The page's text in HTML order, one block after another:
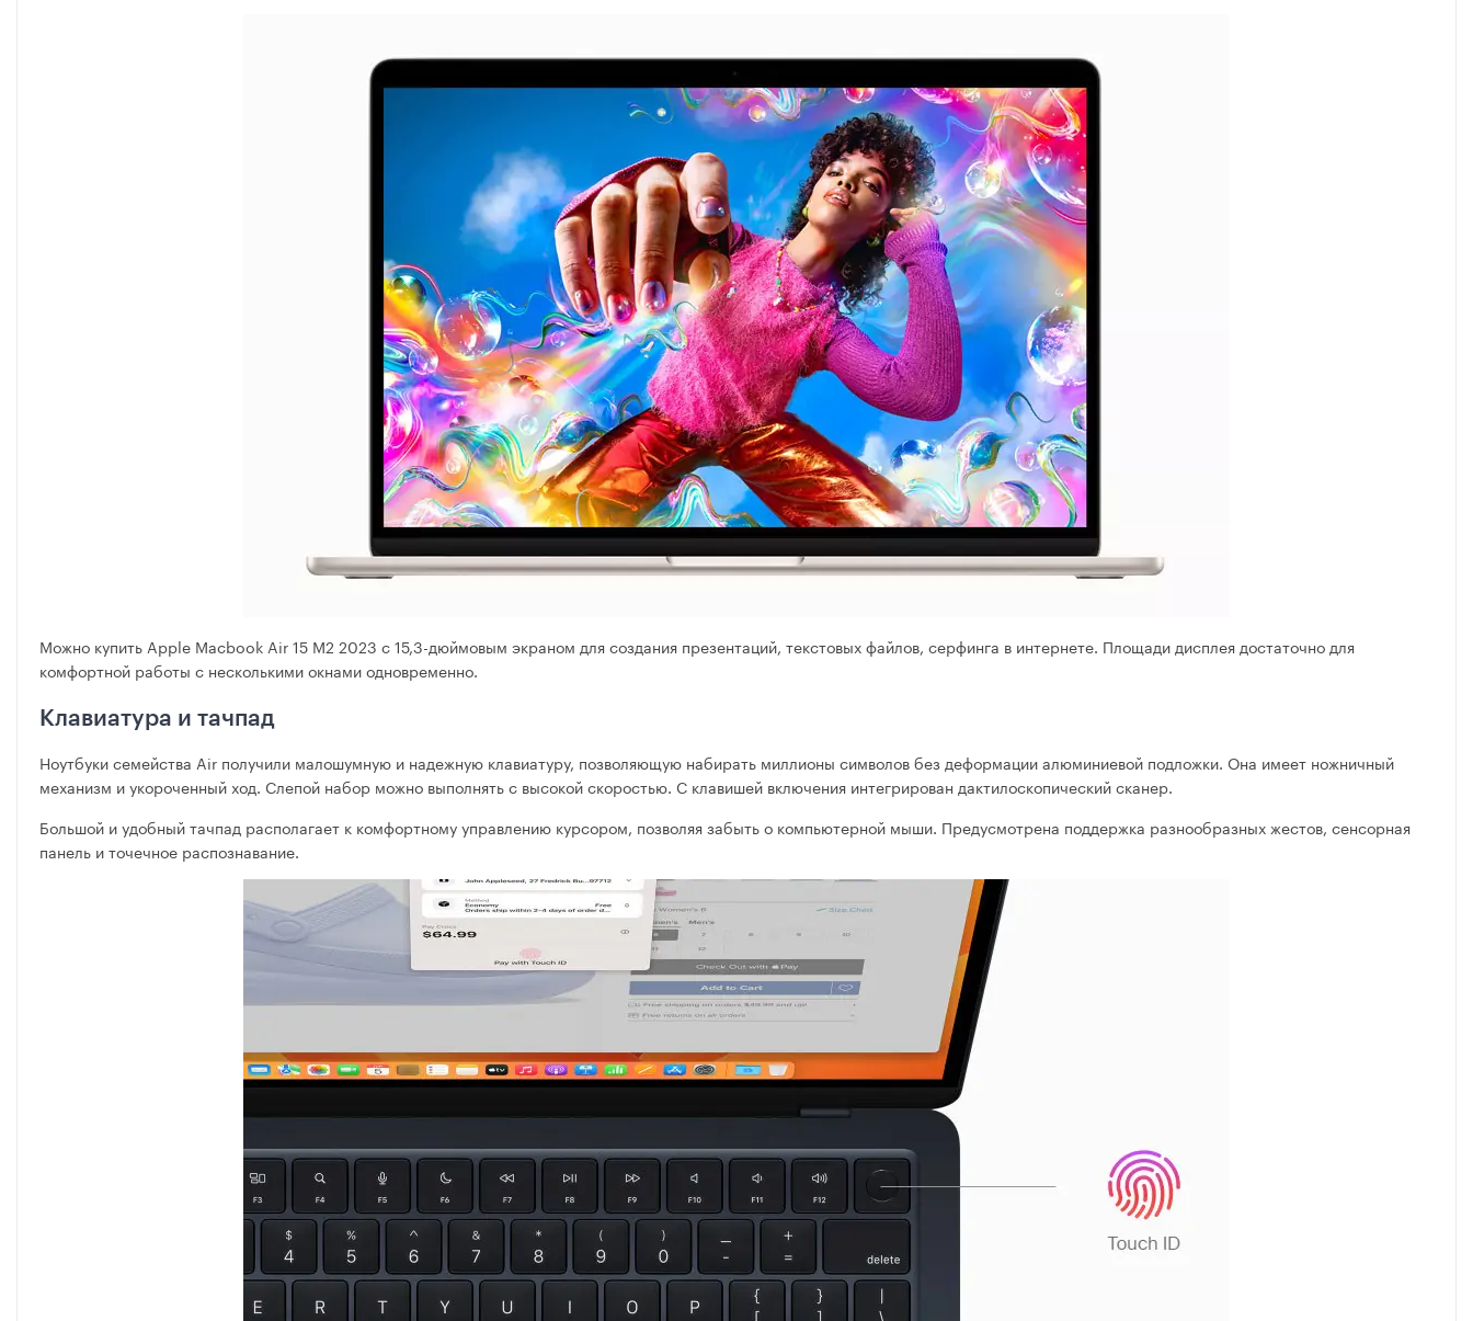
Можно купить Apple Macbook Air 15 M2 2023 с 15,3-дюймовым экраном для создания презентаций, текстовых файлов, серфинга в интернете. Площади дисплея достаточно для
комфортной работы с несколькими окнами одновременно.
Клавиатура и тачпад
Ноутбуки семейства Air получили малошумную и надежную клавиатуру, позволяющую набирать миллионы символов без деформации алюминиевой подложки. Она имеет ножничный
механизм и укороченный ход. Слепой набор можно выполнять с высокой скоростью. С клавишей включения интегрирован дактилоскопический сканер.
Большой и удобный тачпад располагает к комфортному управлению курсором, позволяя забыть о компьютерной мыши. Предусмотрена поддержка разнообразных жестов, сенсорная
панель и точечное распознавание.